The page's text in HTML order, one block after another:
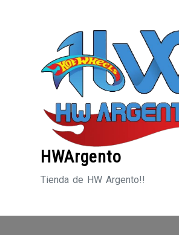
HWArgento
Tienda de HW Argento!!